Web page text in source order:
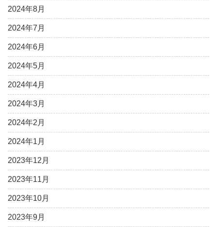
2024年8月
2024年7月
2024年6月
2024年5月
2024年4月
2024年3月
2024年2月
2024年1月
2023年12月
2023年11月
2023年10月
2023年9月